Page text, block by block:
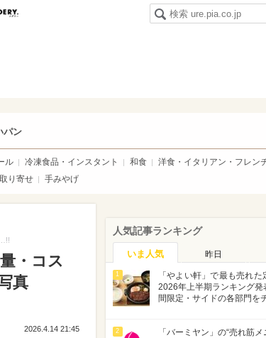
肉
パン
ル 冷凍食品・インスタント 和食 洋食・イタリアン・フレン
り寄せ 手みやげ
・コス
真
2026.4.14 21:45
人気記事ランキング
いま人気 昨日
1
「やよい軒」で最も売れた
2026年上半期ランキング発
間限定・サイドの各部門を
2
「バーミヤン」の“売れ筋